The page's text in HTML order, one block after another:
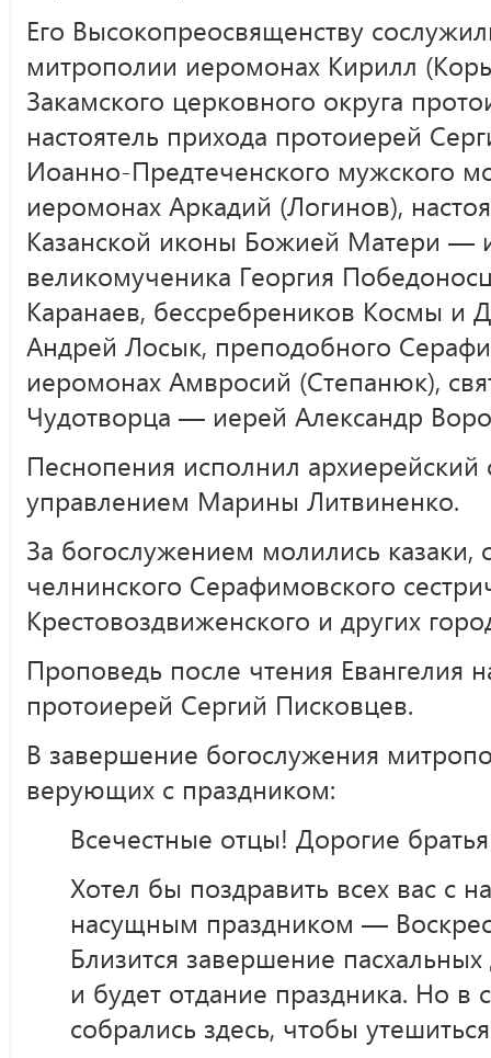
Его Высокопреосвященству
митрополии иеромонах Кирилл
Закамского церковного округа
настоятель прихода протоиерей
Иоанно-Предтеченского мужского
иеромонах Аркадий (Логинов),
Казанской иконы Божией Матери —
великомученика Георгия
Каранаев, бессребреников Космы и
Андрей Лосык, преподобного
иеромонах Амвросий (Степанюк),
Чудотворца — иерей Александр
Песнопения исполнил
управлением Марины Литвиненко.
За богослужением молились казаки,
челнинского Серафимовского
Крестовоздвиженского и других
Проповедь после чтения Евангелия
протоиерей Сергий Писковцев.
В завершение богослужения
верующих с праздником:
Всечестные отцы! Дорогие
Хотел бы поздравить всех вас с
насущным праздником —
Близится завершение
и будет отдание праздника. Но
собрались здесь, чтобы